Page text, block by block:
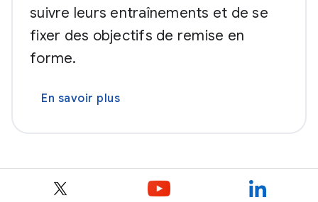
suivre leurs entraînements et de se
fixer des objectifs de remise en
forme.
En savoir plus